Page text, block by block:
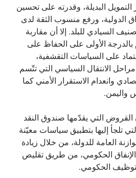
البديلة، وقدرته على تحسين
الدولية، ورفع منسوب الثقة لدى
السيادي للبلد. إلا أن مقاربة
الأولى على الحفاظ على
على السياسات التقشفية،
الانتقال السياسي التي تتّسم
وانعدام الاستقرار الأمني كما
واليمن.
القروض التي يقدّمها صندوق النقد
تلجأ إليها بتطبيق سياسات معيّنة
العامة للدولة، من خلال زيادة
الحكومي، من طريق تقليص
الحكومي.